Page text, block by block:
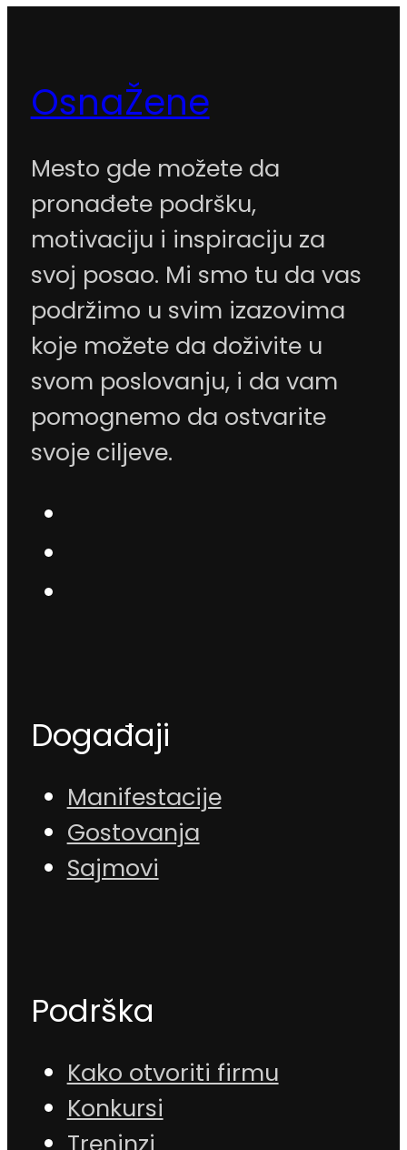
OsnaŽene
Mesto gde možete da
pronađete podršku,
motivaciju i inspiraciju za
svoj posao. Mi smo tu da vas
podržimo u svim izazovima
koje možete da doživite u
svom poslovanju, i da vam
pomognemo da ostvarite
svoje ciljeve.
Događaji
Manifestacije
Gostovanja
Sajmovi
Podrška
Kako otvoriti firmu
Konkursi
Treninzi